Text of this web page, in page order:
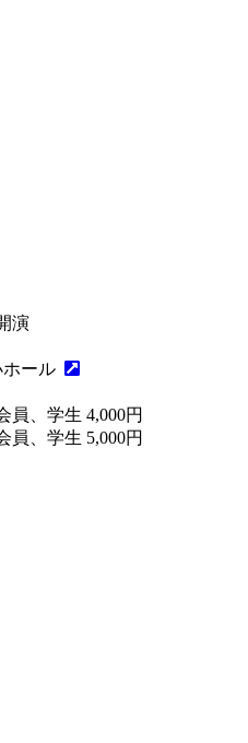
演
ール
員、学生 4,000円
員、学生 5,000円